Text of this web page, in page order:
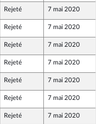
Rejeté 7 mai 2020
Rejeté 7 mai 2020
Rejeté 7 mai 2020
Rejeté 7 mai 2020
Rejeté 7 mai 2020
Rejeté 7 mai 2020
Rejeté 7 mai 2020